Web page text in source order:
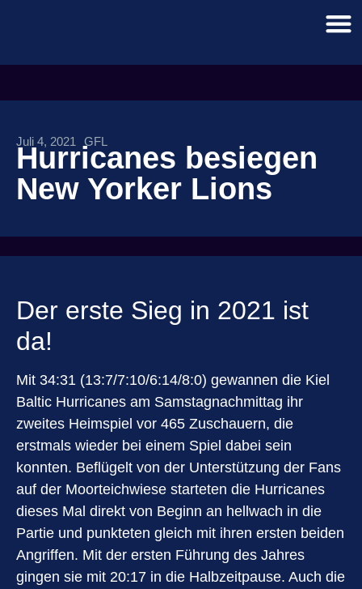
Juli 4, 2021 GFL
Hurricanes besiegen
New Yorker Lions
Der erste Sieg in 2021 ist
da!
Mit 34:31 (13:7/7:10/6:14/8:0) gewannen die Kiel
Baltic Hurricanes am Samstagnachmittag ihr
zweites Heimspiel vor 465 Zuschauern, die
erstmals wieder bei einem Spiel dabei sein
konnten. Beflügelt von der Unterstützung der Fans
auf der Moorteichwiese starteten die Hurricanes
dieses Mal direkt von Beginn an hellwach in die
Partie und punkteten gleich mit ihren ersten beiden
Angriffen. Mit der ersten Führung des Jahres
gingen sie mit 20:17 in die Halbzeitpause. Auch die